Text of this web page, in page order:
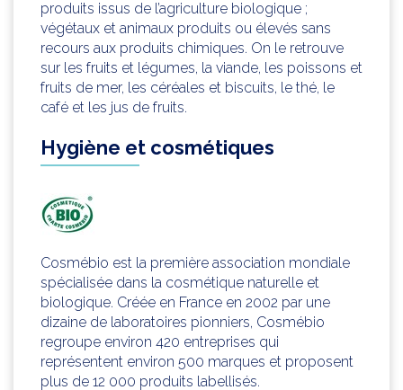
produits issus de l’agriculture biologique ;
végétaux et animaux produits ou élevés sans
recours aux produits chimiques. On le retrouve
sur les fruits et légumes, la viande, les poissons et
fruits de mer, les céréales et biscuits, le thé, le
café et les jus de fruits.
Hygiène et cosmétiques
Cosmébio est la première association mondiale
spécialisée dans la cosmétique naturelle et
biologique. Créée en France en 2002 par une
dizaine de laboratoires pionniers, Cosmébio
regroupe environ 420 entreprises qui
représentent environ 500 marques et proposent
plus de 12 000 produits labellisés.